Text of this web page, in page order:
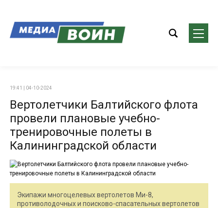
19:41 | 04-10-2024
Вертолетчики Балтийского флота
провели плановые учебно-
тренировочные полеты в
Калининградской области
Экипажи многоцелевых вертолетов Ми-8,
противолодочных и поисково-спасательных вертолетов